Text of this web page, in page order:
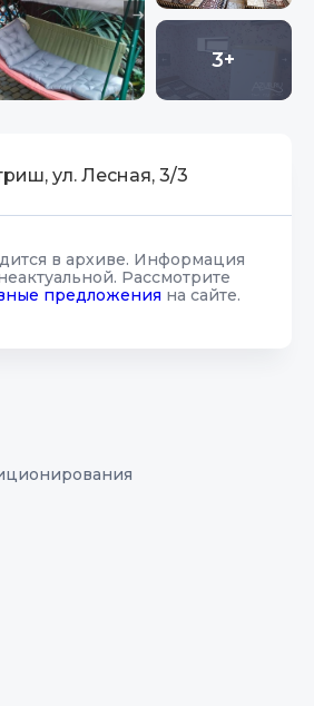
3+
ул. Лесная, 3/3
в архиве. Информация
Рассмотрите
предложения на сайте.